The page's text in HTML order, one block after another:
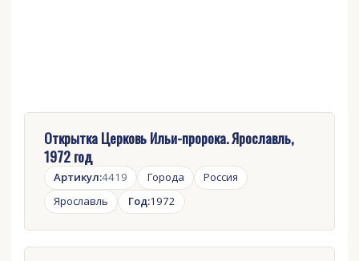
Открытка Церковь Ильи-пророка. Ярославль,
1972 год
Артикул:4419 Города
Россия
Ярославль
Год:1972